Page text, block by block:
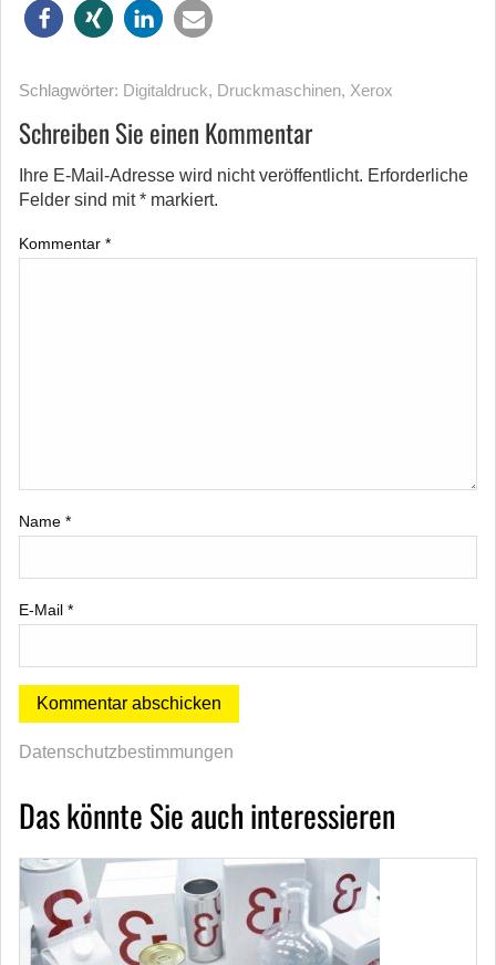
Schlagwörter: Digitaldruck, Druckmaschinen, Xerox
Schreiben Sie einen Kommentar
Ihre E-Mail-Adresse wird nicht veröffentlicht. Erforderliche
Felder sind mit* markiert.
Kommentar *
Name *
E-Mail *
Datenschutzbestimmungen
Das könnte Sie auch interessieren